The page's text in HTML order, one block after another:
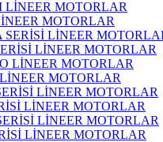
MOTORLAR
LİNEER MOTORLAR
MOTORLAR
LİNEER MOTORLAR
LİNEER MOTORLAR